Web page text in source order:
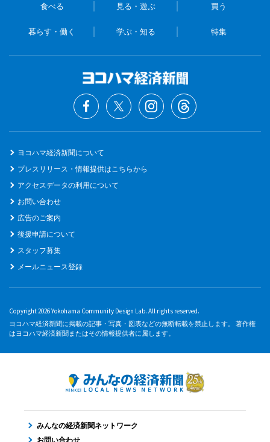
食べる 見る・遊ぶ 買う
暮らす・働く 学ぶ・知る 特集
ヨコハマ経済新聞について
プレスリリース・情報提供はこちらから
アクセスデータの利用について
お問い合わせ
広告のご案内
後援申請について
スタッフ募集
メールニュース登録
Copyright 2026 Yokohama Community Design Lab. All rights reserved.
ヨコハマ経済新聞に掲載の記事・写真・図表などの無断転載を禁止します。 著作権
はヨコハマ経済新聞またはその情報提供者に属します。
みんなの経済新聞ネットワーク
お問い合わせ